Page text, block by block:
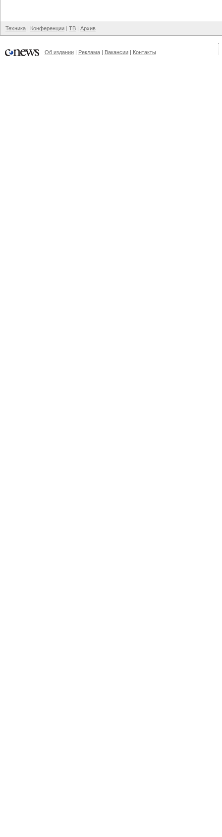
Техника Конференции ТВ Архив
Об издании Реклама Вакансии Контакты